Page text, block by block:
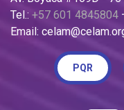
Tel.: +57 601 4845804
Email:
PQR